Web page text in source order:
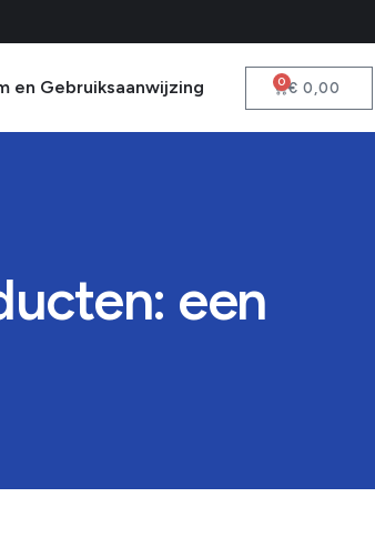
en Gebruiksaanwijzing € 0,00
0
een